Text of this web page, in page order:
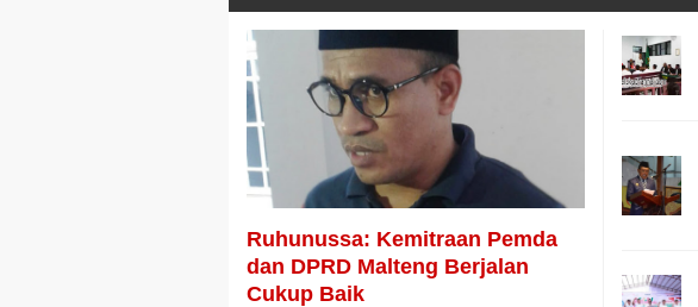
Ruhunussa: Kemitraan Pemda
dan DPRD Malteng Berjalan
Cukup Baik